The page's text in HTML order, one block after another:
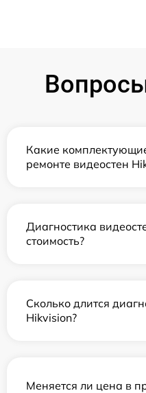
Какие
ремонте видеостен
Диагностика
стоимость?
Сколько длится
Hikvision?
Меняется ли цена в